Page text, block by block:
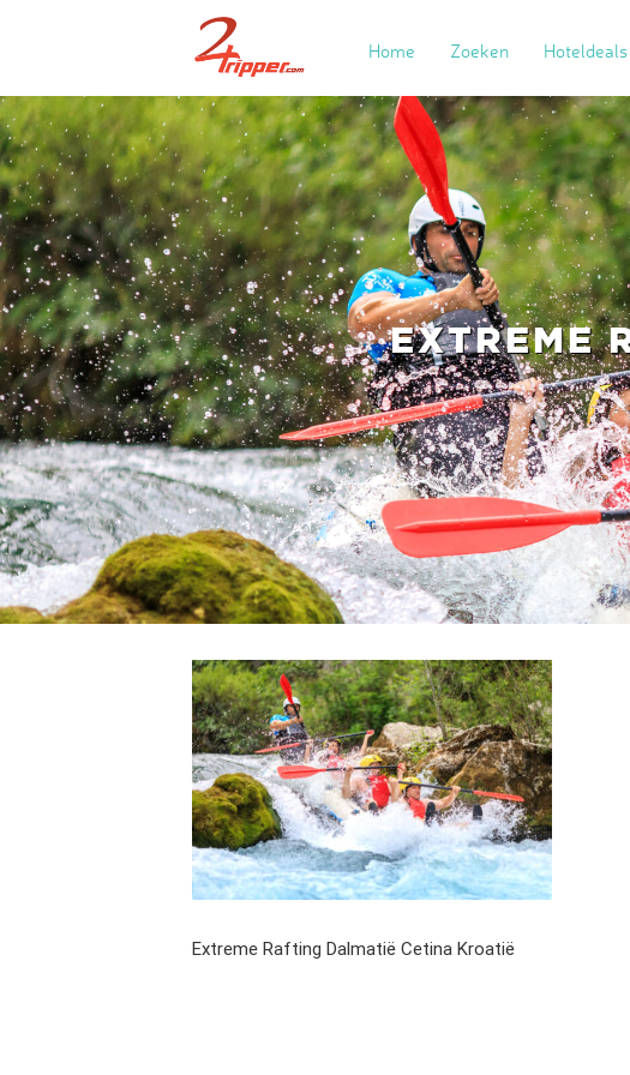
Home Zoeken Hoteldeals
EXTREME
Extreme Rafting Dalmatië Cetina Kroatië